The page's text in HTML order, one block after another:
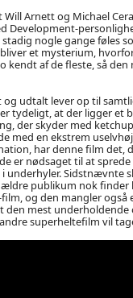
Will Arnett og Michael
Development-
nogle gange føles
et mysterium,
kendt af de fleste, så
og udtalt lever op til
tydeligt, at der ligger
der skyder med
med en ekstrem
har denne film det,
er nødsaget til at
i underhyler.
publikum nok finder
film, og den mangler
den mest
superheltefilm vil